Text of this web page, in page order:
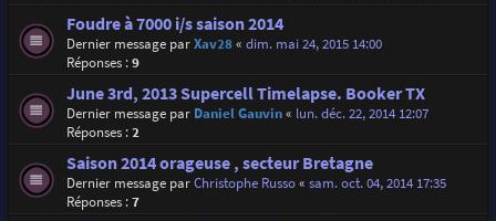
Foudre à 7000 i/s saison 2014
Dernier message parXav28« dim. mai 24, 2015 14:00
Réponses :9
June 3rd, 2013 Supercell Timelapse. Booker TX
Dernier message par Daniel Gauvin« lun. déc. 22, 2014 12:07
Réponses :2
Saison 2014 orageuse , secteur Bretagne
Dernier message parChristophe Russo« sam. oct. 04, 2014 17:35
Réponses :7